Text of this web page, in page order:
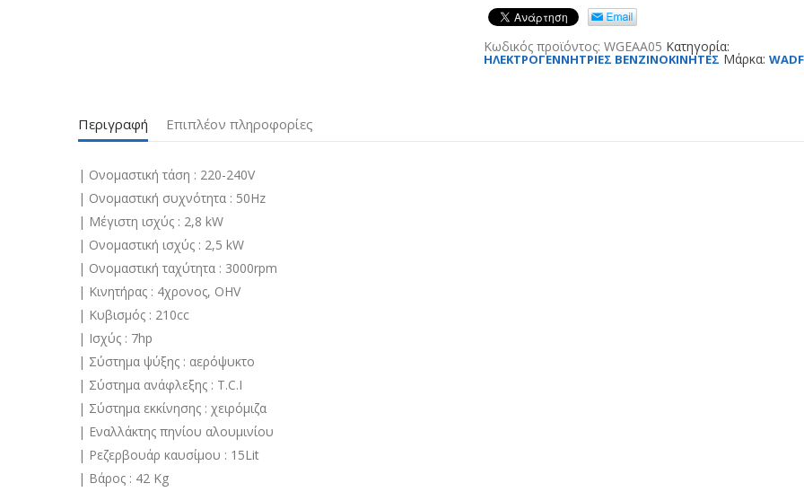
Κωδικός προϊόντος:WGEAA05 Κατηγορία:
ΗΛΕΚΤΡΟΓΕΝΝΗΤΡΙΕΣ ΒΕΝΖΙΝΟΚΙΝΗΤΕΣ Μάρκα:
Περιγραφή Επιπλέον πληροφορίες
| Ονομαστική τάση : 220-240V
| Ονομαστική συχνότητα : 50Hz
| Μέγιστη ισχύς : 2,8 kW
| Ονομαστική ισχύς : 2,5 kW
| Ονομαστική ταχύτητα : 3000rpm
| Κινητήρας : 4χρονος, OHV
| Κυβισμός : 210cc
| Ισχύς : 7hp
| Σύστημα ψύξης : αερόψυκτο
| Σύστημα ανάφλεξης : T.C.I
| Σύστημα εκκίνησης : χειρόμιζα
| Εναλλάκτης πηνίου αλουμινίου
| Ρεζερβουάρ καυσίμου : 15Lit
| Bάρος : 42 Kg